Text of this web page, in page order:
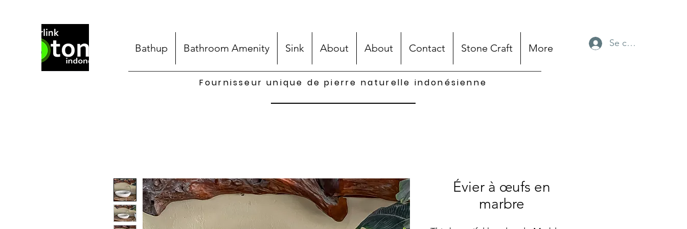
Bathup Bathroom Amenity Sink About About Contact Stone Craft More Se connecter
Fournisseur unique de pierre naturelle indonésienne
Évier à œufs en
marbre